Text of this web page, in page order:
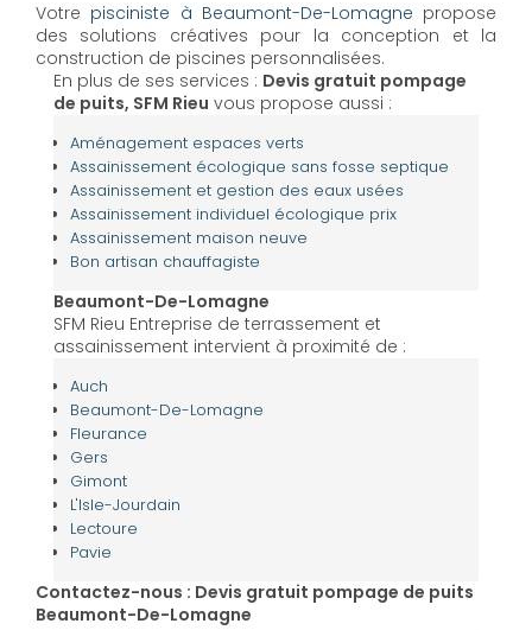
Votre pisciniste à Beaumont-De-Lomagne propose
des solutions créatives pour la conception et la
construction de piscines personnalisées.
En plus de ses services : Devis gratuit pompage
de puits, SFM Rieu vous propose aussi :
Aménagement espaces verts
Assainissement écologique sans fosse septique
Assainissement et gestion des eaux usées
Assainissement individuel écologique prix
Assainissement maison neuve
Bon artisan chauffagiste
Beaumont-De-Lomagne
SFM Rieu Entreprise de terrassement et
assainissement intervient à proximité de :
Auch
Beaumont-De-Lomagne
Fleurance
Gers
Gimont
L'Isle-Jourdain
Lectoure
Pavie
Contactez-nous : Devis gratuit pompage de puits
Beaumont-De-Lomagne